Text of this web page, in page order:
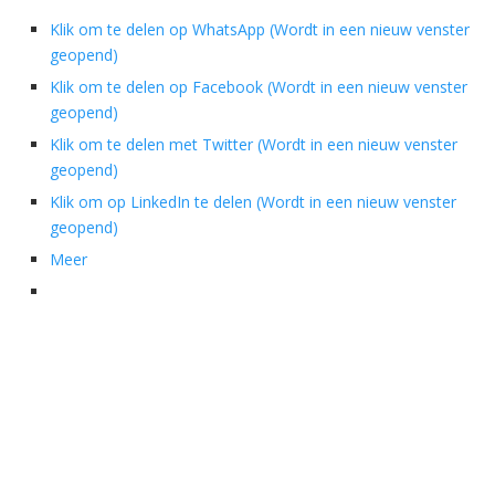
Klik om te delen op WhatsApp (Wordt in een nieuw venster
geopend)
Klik om te delen op Facebook (Wordt in een nieuw venster
geopend)
Klik om te delen met Twitter (Wordt in een nieuw venster
geopend)
Klik om op LinkedIn te delen (Wordt in een nieuw venster
geopend)
Meer